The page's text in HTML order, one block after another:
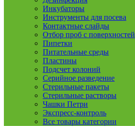
Инкубаторы
Инструменты для посева
Контактные слайды
Отбор проб с поверхностей
Пипетки
Питательные среды
Пластины
Подсчет колоний
Серийное разведение
Стерильные пакеты
Стерильные растворы
Чашки Петри
Экспресс-контроль
Все товары категории